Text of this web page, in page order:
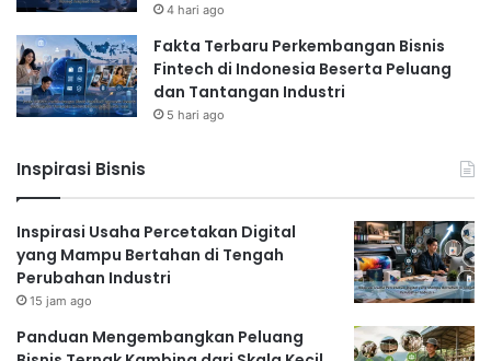
4 hari ago
Fakta Terbaru Perkembangan Bisnis
Fintech di Indonesia Beserta Peluang
dan Tantangan Industri
5 hari ago
Inspirasi Bisnis
Inspirasi Usaha Percetakan Digital
yang Mampu Bertahan di Tengah
Perubahan Industri
15 jam ago
Panduan Mengembangkan Peluang